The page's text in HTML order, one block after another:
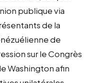
publique via
de la
de
sur le Congrès
Washington afin